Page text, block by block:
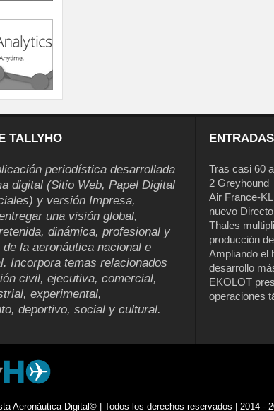
TALLYHO
periodística desarrollada
digital (Sitio Web, Papel Digital
y versión Impresa,
una visión global,
dinámica, profesional y
la aeronáutica nacional e
Incorpora temas relacionados
civil, ejecutiva, comercial,
experimental,
deportivo, social y cultural.
Tras casi 60
2 Greyhound
Air France-
nuevo
Thales
producción
Ampliando el
desarrollo
EKOLOT
operaciones
Aeronáutica Digital© | Todos los derechos reservados | 2014 -